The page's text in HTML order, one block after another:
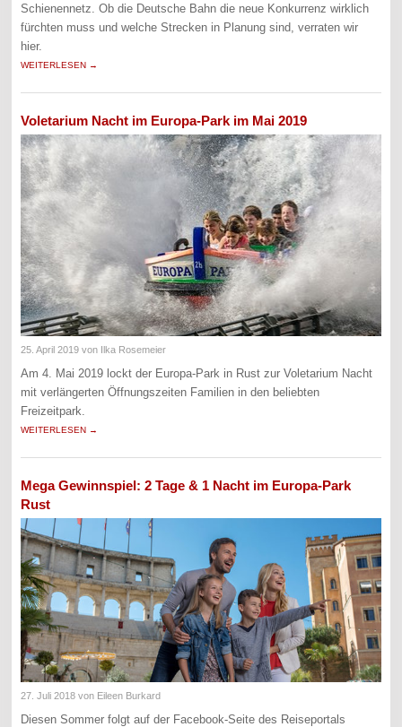
Schienennetz. Ob die Deutsche Bahn die neue Konkurrenz wirklich
fürchten muss und welche Strecken in Planung sind, verraten wir
hier.
WEITERLESEN →
Voletarium Nacht im Europa-Park im Mai 2019
25. April 2019 von Ilka Rosemeier
Am 4. Mai 2019 lockt der Europa-Park in Rust zur Voletarium Nacht
mit verlängerten Öffnungszeiten Familien in den beliebten
Freizeitpark.
WEITERLESEN →
Mega Gewinnspiel: 2 Tage & 1 Nacht im Europa-Park
Rust
27. Juli 2018 von Eileen Burkard
Diesen Sommer folgt auf der Facebook-Seite des Reiseportals